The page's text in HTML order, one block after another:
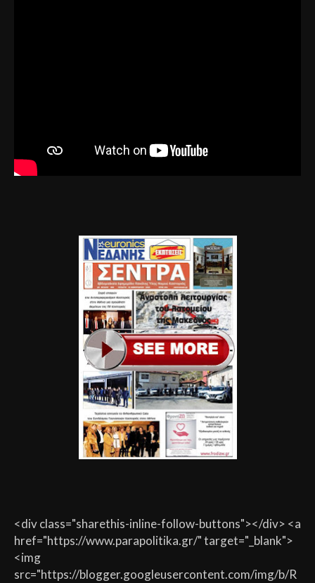
<div class="sharethis-inline-follow-buttons"></div> <a
href="https://www.parapolitika.gr/" target="_blank">
<img
src="https://blogger.googleusercontent.com/img/b/R